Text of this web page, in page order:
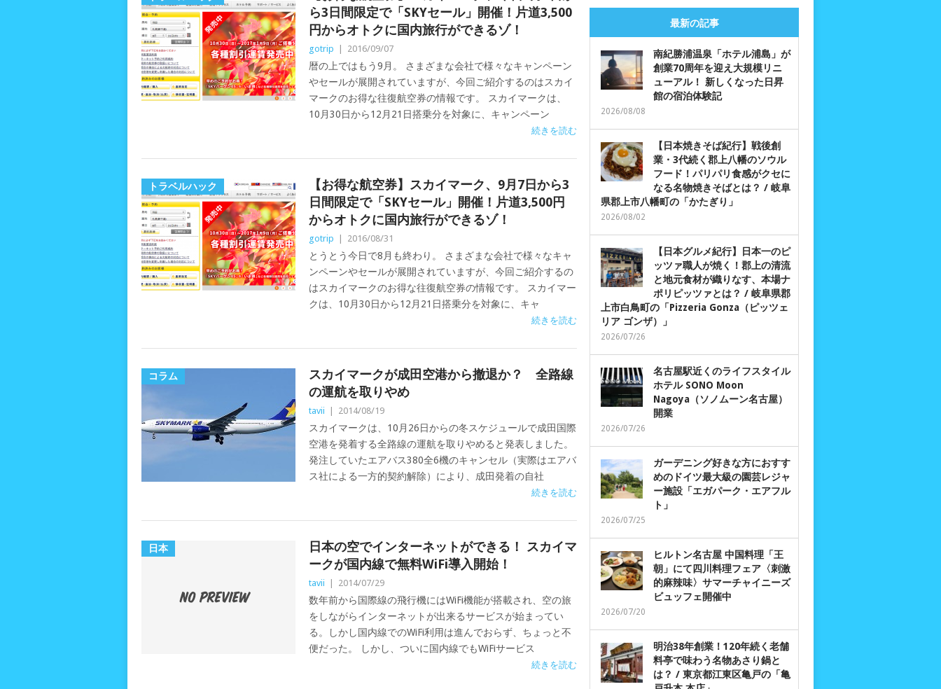
ら3日間限定で「SKYセール」開催！片道3,500
円からオトクに国内旅行ができるゾ！
gotrip 2016/09/07
暦の上ではもう9月。 さまざまな会社で様々なキャンペーン
やセールが展開されていますが、今回ご紹介するのはスカイ
マークのお得な往復航空券の情報です。 スカイマークは、
10月30日から12月21日搭乗分を対象に、キャンペーン
続きを読む
トラベルハック
【お得な航空券】スカイマーク、9月7日から3
日間限定で「SKYセール」開催！片道3,500円
からオトクに国内旅行ができるゾ！
gotrip 2016/08/31
とうとう今日で8月も終わり。 さまざまな会社で様々なキャ
ンペーンやセールが展開されていますが、今回ご紹介するの
はスカイマークのお得な往復航空券の情報です。 スカイマー
クは、10月30日から12月21日搭乗分を対象に、キャ
続きを読む
コラム
スカイマークが成田空港から撤退か？ 全路線
の運航を取りやめ
tavii 2014/08/19
スカイマークは、10月26日からの冬スケジュールで成田国際
空港を発着する全路線の運航を取りやめると発表しました。
発注していたエアバス380全6機のキャンセル（実際はエアバ
ス社による一方的契約解除）により、成田発着の自社
続きを読む
日本
日本の空でインターネットができる！ スカイマ
ークが国内線で無料WiFi導入開始！
tavii 2014/07/29
数年前から国際線の飛行機にはWiFi機能が搭載され、空の旅
をしながらインターネットが出来るサービスが始まってい
る。しかし国内線でのWiFi利用は進んでおらず、ちょっと不
便だった。 しかし、ついに国内線でもWiFiサービス
続きを読む
最新の記事
南紀勝浦温泉「ホテル浦島」が
創業70周年を迎え大規模リニ
ューアル！ 新しくなった日昇
館の宿泊体験記
2026/08/08
【日本焼きそば紀行】戦後創
業・3代続く郡上八幡のソウル
フード！パリパリ食感がクセに
なる名物焼きそばとは？ / 岐阜
県郡上市八幡町の「かたぎり」
2026/08/02
【日本グルメ紀行】日本一のピ
ッツァ職人が焼く！郡上の清流
と地元食材が織りなす、本場ナ
ポリピッツァとは？ / 岐阜県郡
上市白鳥町の「Pizzeria Gonza（ピッツェ
リア ゴンザ）」
2026/07/26
名古屋駅近くのライフスタイル
ホテル SONO Moon
Nagoya（ソノムーン名古屋）
開業
2026/07/26
ガーデニング好きな方におすす
めのドイツ最大級の園芸レジャ
ー施設「エガパーク・エアフル
ト」
2026/07/25
ヒルトン名古屋 中国料理「王
朝」にて四川料理フェア〈刺激
的麻辣味〉サマーチャイニーズ
ビュッフェ開催中
2026/07/20
明治38年創業！120年続く老舗
料亭で味わう名物あさり鍋と
は？ / 東京都江東区亀戸の「亀